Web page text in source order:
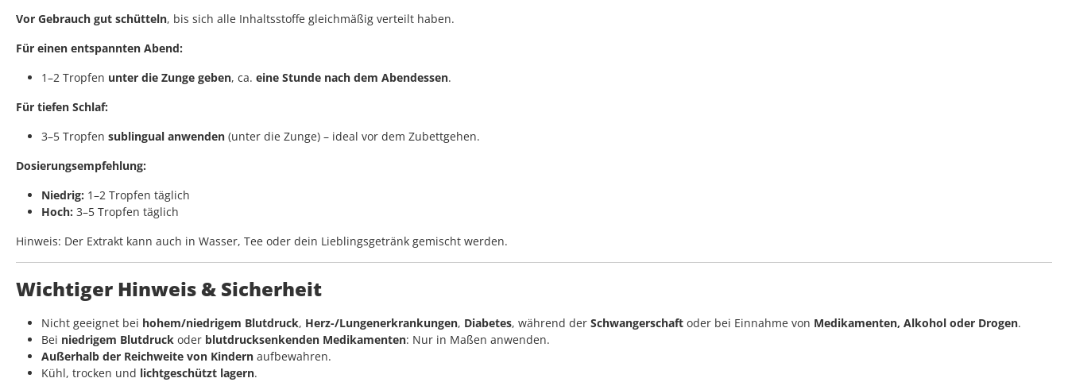
Vor Gebrauch gut schütteln, bis sich alle Inhaltsstoffe gleichmäßig verteilt haben.
Für einen entspannten Abend:
1–2 Tropfen unter die Zunge geben, ca. eine Stunde nach dem Abendessen.
Für tiefen Schlaf:
3–5 Tropfen sublingual anwenden (unter die Zunge) – ideal vor dem Zubettgehen.
Dosierungsempfehlung:
Niedrig: 1–2 Tropfen täglich
Hoch: 3–5 Tropfen täglich
Hinweis: Der Extrakt kann auch in Wasser, Tee oder dein Lieblingsgetränk gemischt werden.
Wichtiger Hinweis & Sicherheit
Nicht geeignet bei hohem/niedrigem Blutdruck, Herz-/Lungenerkrankungen, Diabetes, während der Schwangerschaft oder bei Einnahme von Medikamenten, Alkohol oder Drogen.
Bei niedrigem Blutdruck oder blutdrucksenkenden Medikamenten: Nur in Maßen anwenden.
Außerhalb der Reichweite von Kindern aufbewahren.
Kühl, trocken und lichtgeschützt lagern.